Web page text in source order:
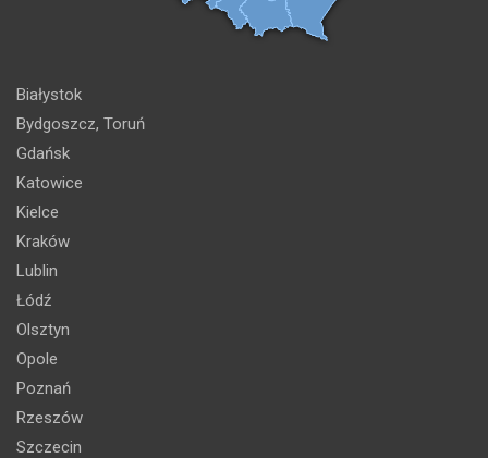
Białystok
Bydgoszcz, Toruń
Gdańsk
Katowice
Kielce
Kraków
Lublin
Łódź
Olsztyn
Opole
Poznań
Rzeszów
Szczecin